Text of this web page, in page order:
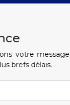
votre
brefs délais.